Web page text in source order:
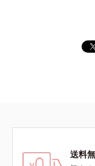
送料